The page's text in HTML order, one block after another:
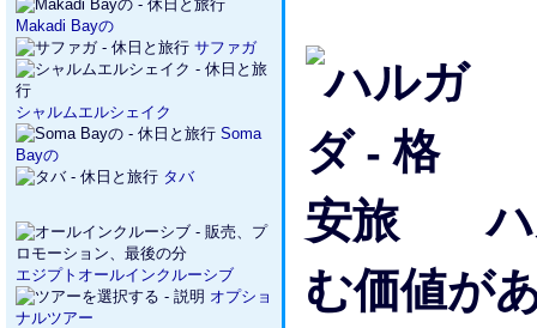
Makadi Bayの
サファガ
シャルムエルシェイク
Soma
Bayの
タバ
エジプトオールインクルーシブ
オプショ
ナルツアー
む価値が